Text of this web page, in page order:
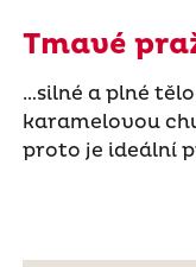
Tmavé
…silné a plné
karamelovou
proto je ideální